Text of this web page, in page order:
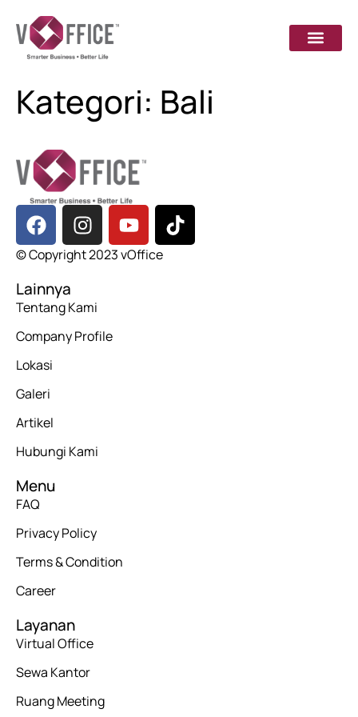
Kategori: Bali
Layanan
Virtual Office
Sewa Kantor
Ruang Meeting
Menu
FAQ
Privacy Policy
Terms & Condition
Career
Lainnya
Tentang Kami
Company Profile
Lokasi
Galeri
Artikel
Hubungi Kami
© Copyright 2023 vOffice